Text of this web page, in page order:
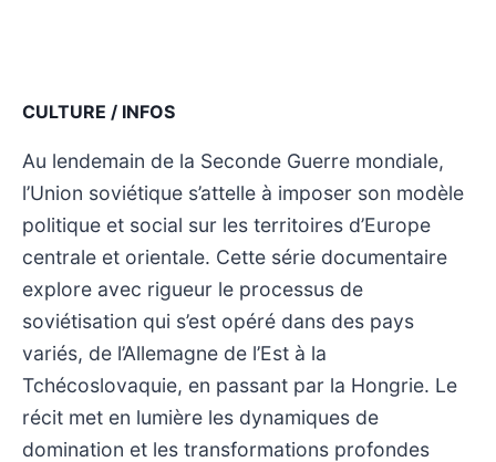
CULTURE / INFOS
Au lendemain de la Seconde Guerre mondiale,
l’Union soviétique s’attelle à imposer son modèle
politique et social sur les territoires d’Europe
centrale et orientale. Cette série documentaire
explore avec rigueur le processus de
soviétisation qui s’est opéré dans des pays
variés, de l’Allemagne de l’Est à la
Tchécoslovaquie, en passant par la Hongrie. Le
récit met en lumière les dynamiques de
domination et les transformations profondes